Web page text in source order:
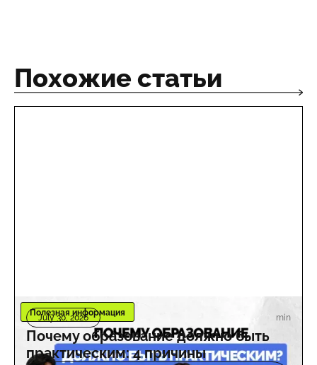
Похожие статьи
Полезная информация
July 30, 2026 min
Почему образование должно быть
практическим: 4 причины